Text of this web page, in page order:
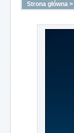
Strona główna >